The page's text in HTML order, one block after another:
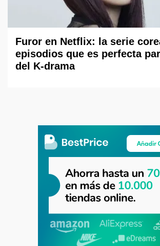
Furor en Netflix: la serie
episodios que es perfecta
del K-drama